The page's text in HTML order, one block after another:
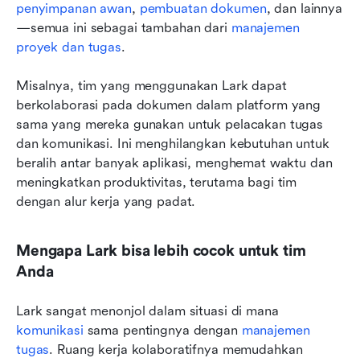
penyimpanan awan, pembuatan dokumen, dan lainnya
—semua ini sebagai tambahan dari manajemen
proyek dan tugas.
Misalnya, tim yang menggunakan Lark dapat
berkolaborasi pada dokumen dalam platform yang
sama yang mereka gunakan untuk pelacakan tugas
dan komunikasi. Ini menghilangkan kebutuhan untuk
beralih antar banyak aplikasi, menghemat waktu dan
meningkatkan produktivitas, terutama bagi tim
dengan alur kerja yang padat.
Mengapa Lark bisa lebih cocok untuk tim
Anda
komunikasi sama pentingnya dengan manajemen
tugas. Ruang kerja kolaboratifnya memudahkan